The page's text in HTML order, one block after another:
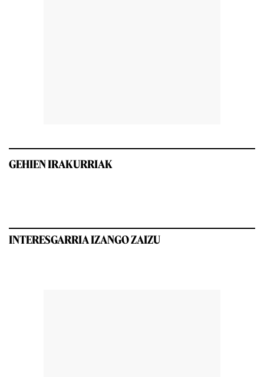
GEHIEN IRAKURRIAK
INTERESGARRIA IZANGO ZAIZU